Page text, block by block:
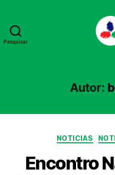
Pesquisar
Autor:
NOTICIAS
Encontro